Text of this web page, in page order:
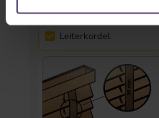
Leiterkordel